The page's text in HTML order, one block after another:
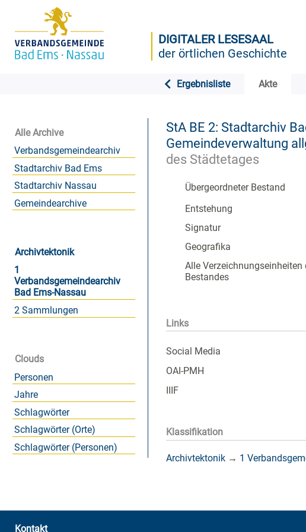
DIGITALER LESESAAL
der örtlichen Geschichte
Ergebnisliste Akte
Alle Archive
Verbandsgemeindearchiv
Stadtarchiv Bad Ems
Stadtarchiv Nassau
Gemeindearchive
Archivtektonik
1
Verbandsgemeindearchiv
Bad Ems-Nassau
2 Sammlungen
Clouds
Personen
Jahre
Schlagwörter
Schlagwörter (Orte)
Schlagwörter (Personen)
StA BE 2: Stadtarchiv
Gemeindeverwaltung
des Städtetages
Übergeordneter Bestand
Entstehung
Signatur
Geografika
Alle Verzeichnungseinheiten
Bestandes
Links
Social Media
OAI-PMH
IIIF
Klassifikation
Archivtektonik → 1
Kontakt